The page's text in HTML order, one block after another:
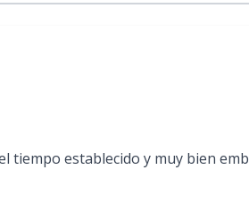
tiempo establecido y muy bien